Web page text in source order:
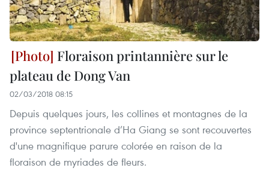
Floraison printannière sur le
plateau de Dong Van
02/03/2018 08:15
Depuis quelques jours, les collines et montagnes de la
province septentrionale d’Ha Giang se sont recouvertes
d'une magnifique parure colorée en raison de la
floraison de myriades de fleurs.